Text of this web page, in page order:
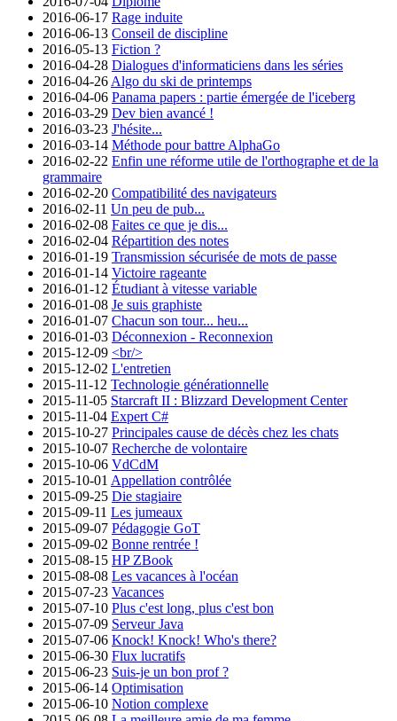
2016-06-17 Rage induite
2016-06-13 Conseil de discipline
2016-05-13 Fiction ?
2016-04-28 Dialogues d'informaticiens dans les séries
2016-04-26 Algo du ski de printemps
2016-04-06 Panama papers : partie émergée de l'iceberg
2016-03-29 Dev bien avancé !
2016-03-23 J'hésite...
2016-03-14 Méthode pour battre AlphaGo
2016-02-22 Enfin une réforme utile de l'orthographe et de la
grammaire
2016-02-20 Compatibilité des navigateurs
2016-02-11 Un peu de pub...
2016-02-08 Faites ce que je dis...
2016-02-04 Répartition des notes
2016-01-19 Transmission sécurisée de mots de passe
2016-01-14 Victoire rageante
2016-01-12 Étudiant à vitesse variable
2016-01-08 Je suis graphiste
2016-01-07 Chacun son tour... heu...
2016-01-03 Déconnexion - Reconnexion
2015-12-09 <br/>
2015-12-02 L'entretien
2015-11-12 Technologie générationnelle
2015-11-05 Starcraft II : Blizzard Development Center
2015-11-04 Expert C#
2015-10-27 Principales cause de décès chez les chats
2015-10-07 Recherche de volontaire
2015-10-06 VdCdM
2015-10-01 Appellation contrôlée
2015-09-25 Die stagiaire
2015-09-11 Les jumeaux
2015-09-07 Pédagogie GoT
2015-09-02 Bonne rentrée !
2015-08-15 HP ZBook
2015-08-08 Les vacances à l'océan
2015-07-23 Vacances
2015-07-10 Plus c'est long, plus c'est bon
2015-07-09 Serveur Java
2015-07-06 Knock! Knock! Who's there?
2015-06-30 Flux lucratifs
2015-06-23 Suis-je un bon prof ?
2015-06-14 Optimisation
2015-06-10 Notion complexe